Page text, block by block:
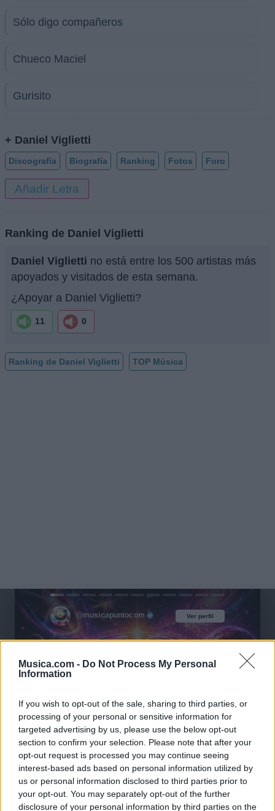
Musica.com - Do Not Process My Personal
Information
If you wish to opt-out of the sale, sharing to third parties, or
processing of your personal or sensitive information for
targeted advertising by us, please use the below opt-out
section to confirm your selection. Please note that after your
opt-out request is processed you may continue seeing
interest-based ads based on personal information utilized by
us or personal information disclosed to third parties prior to
your opt-out. You may separately opt-out of the further
disclosure of your personal information by third parties on the
Sólo digo compañeros
Chueco Maciel
Gurisito
+ Daniel Viglietti
Discografía Biografía Ranking Fotos Foro
Añadir Letra
Ranking de Daniel Viglietti
Daniel Viglietti no está entre los 500 artistas más
apoyados y visitados de esta semana.
¿Apoyar a Daniel Viglietti?
11 0
Ranking de Daniel Viglietti TOP Música
Ver perfil
@musicapuntocom Ver perfil